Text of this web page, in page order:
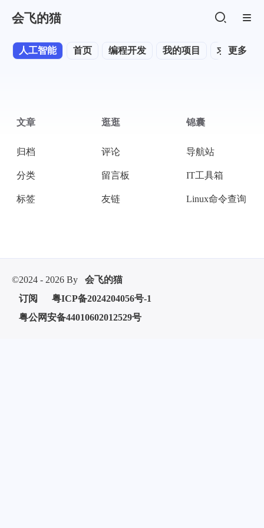
会飞的猫
首页 编程开发 我的项目 求职面试
人工智能 更多
文章
归档
分类
标签
逛逛
评论
留言板
友链
锦囊
导航站
IT工具箱
Linux命令查询
©2024 - 2026 By
会飞的猫
订阅
粤ICP备2024204056号-1
粤公网安备44010602012529号